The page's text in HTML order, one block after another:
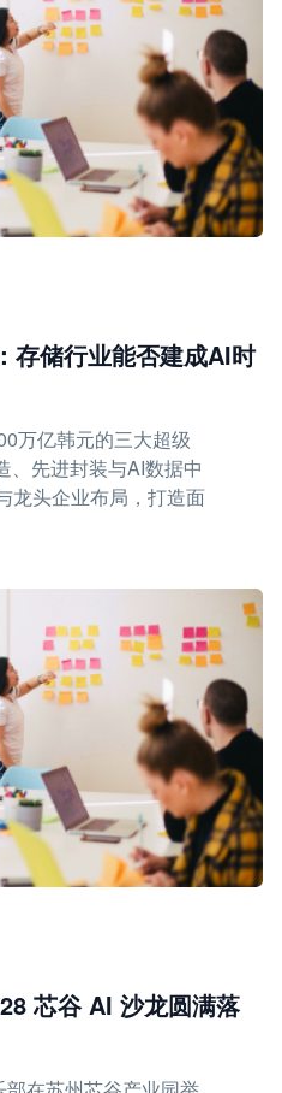
存储行业能否建成AI时
万亿韩元的三大超级
、先进封装与AI数据中
龙头企业布局，打造面
芯谷 AI 沙龙圆满落